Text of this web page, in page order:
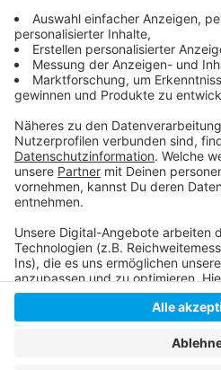
Das Konzept des ZDD
Die Gegend um Derendorf
Stellen: Der "Ando Campus"
Anzeige